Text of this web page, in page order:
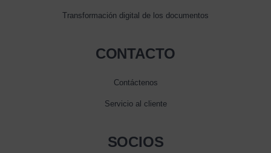
Transformación digital de los documentos
CONTACTO
Contáctenos
Servicio al cliente
SOCIOS